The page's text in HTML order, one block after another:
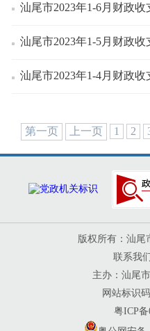
汕尾市2023年1-6月财政收
汕尾市2023年1-5月财政收
汕尾市2023年1-4月财政收
第一页 上一页 1 2
版权所有：汕尾
联系我
主办：汕尾
网站标识
粤ICP备